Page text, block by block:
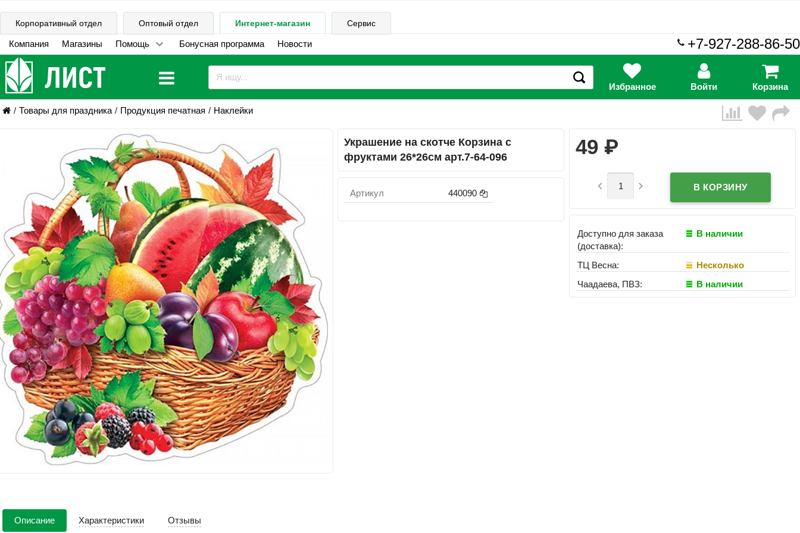
Корпоративный отдел Оптовый отдел Интернет-магазин Сервис
Компания Магазины Помощь Бонусная программа Новости +7-927-288-86-50
Избранное Войти Корзина
Товары для праздника Продукция печатная Наклейки
Украшение на скотче Корзина с
фруктами 26*26см арт.7-64-096
Артикул 440090
49 ₽
 
Доступно для заказа
(доставка):
В наличии
ТЦ Весна:
Несколько
Чаадаева, ПВЗ:
В наличии
Описание Характеристики Отзывы